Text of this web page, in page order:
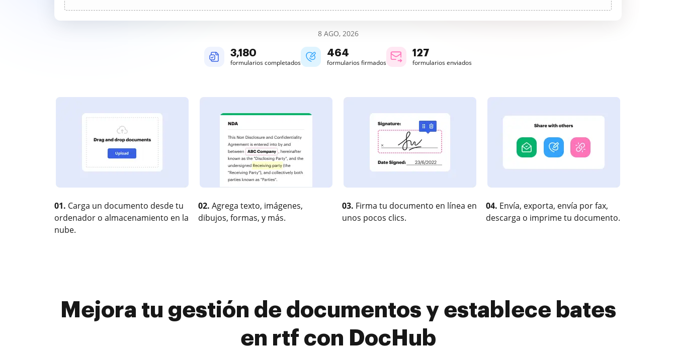
8 AGO, 2026
3,180
formularios completados
464
formularios firmados
127
formularios enviados
01. Carga un documento desde tu
ordenador o almacenamiento en la
nube.
02. Agrega texto, imágenes,
dibujos, formas, y más.
03. Firma tu documento en línea en
unos pocos clics.
04. Envía, exporta, envía por fax,
descarga o imprime tu documento.
Mejora tu gestión de documentos y establece bates
en rtf con DocHub